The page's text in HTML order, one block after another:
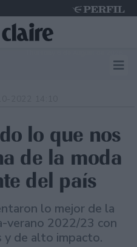
lo que nos
de la moda
del país
lo mejor de la
verano 2022/23 con
de alto impacto.